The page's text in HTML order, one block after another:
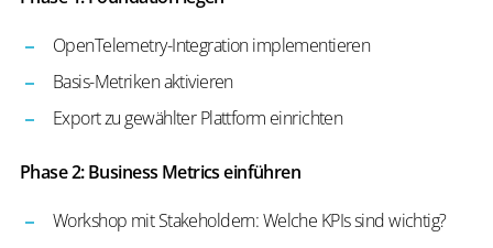
OpenTelemetry-Integration implementieren
Basis-Metriken aktivieren
Export zu gewählter Plattform einrichten
Phase 2: Business Metrics einführen
Workshop mit Stakeholdern: Welche KPIs sind wichtig?